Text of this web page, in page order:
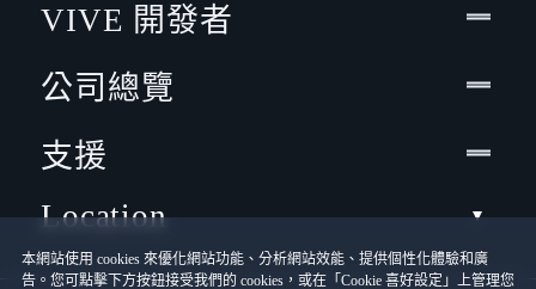
本網站使用 cookies 來優化網站功能、分析網站效能、提供個性化體驗和廣
告。您可點擊下方按鈕接受我們的 cookies，或在「Cookie 喜好設定」上管理您
VIVE 開發者
公司總覽
支援
Location